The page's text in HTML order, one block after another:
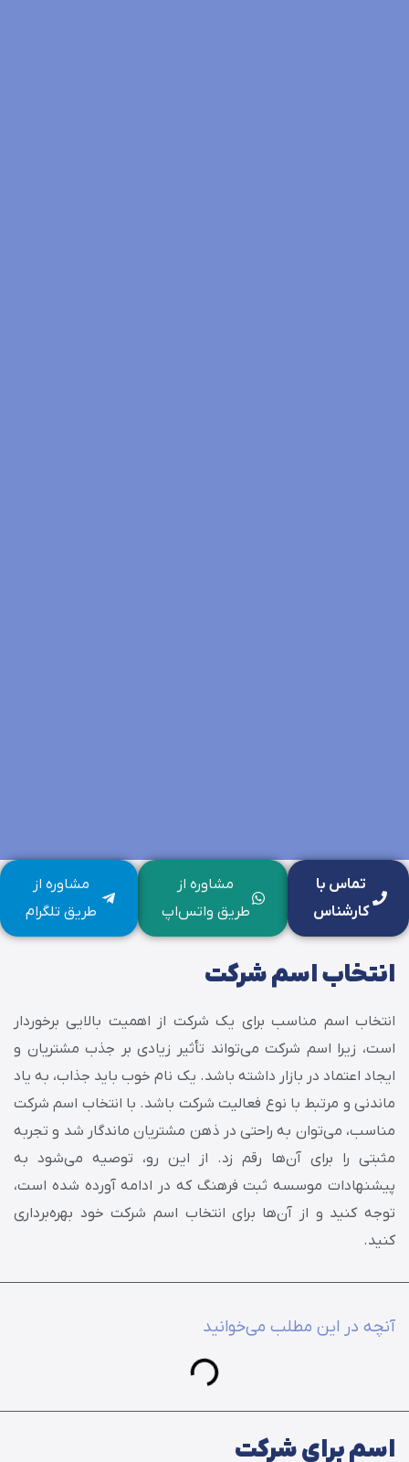
مشاوره از
طریق واتس‌اپ
مشاوره از
طریق تلگرام
تماس با
کارشناس
انتخاب اسم شرکت
انتخاب اسم مناسب برای یک شرکت از اهمیت بالایی برخوردار
است، زیرا اسم شرکت می‌تواند تأثیر زیادی بر جذب مشتریان و
ایجاد اعتماد در بازار داشته باشد. یک نام خوب باید جذاب، به یاد
ماندنی و مرتبط با نوع فعالیت شرکت باشد. با انتخاب اسم شرکت
مناسب، می‌توان به راحتی در ذهن مشتریان ماندگار شد و تجربه
مثبتی را برای آن‌ها رقم زد. از این رو، توصیه می‌شود به
پیشنهادات موسسه ثبت فرهنگ که در ادامه آورده شده است،
توجه کنید و از آن‌ها برای انتخاب اسم شرکت خود بهره‌برداری
کنید.
آنچه در این مطلب می‌خوانید
اسم برای شرکت